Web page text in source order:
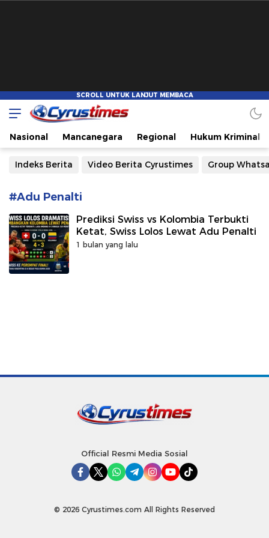
Cyrustimes.com
Cepat Tajam dan Akurat
Nasional Mancanegara Regional Hukum Kriminal
Indeks Berita Video Berita Cyrustimes Group
#Adu Penalti
Prediksi Swiss vs Kolombia Terbukti
Ketat, Swiss Lolos Lewat Adu Penalti
1 bulan yang lalu
Official Resmi Media Sosial
© 2026 Cyrustimes.com All Rights Reserved